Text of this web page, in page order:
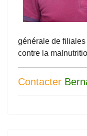
générale de
contre la
Contacter